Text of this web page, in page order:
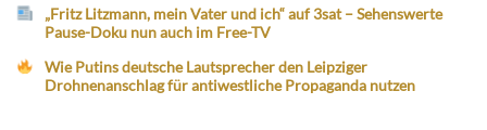
„Fritz Litzmann, mein Vater und ich“ auf 3sat – Sehenswerte
Pause-Doku nun auch im Free-TV
Wie Putins deutsche Lautsprecher den Leipziger
Drohnenanschlag für antiwestliche Propaganda nutzen